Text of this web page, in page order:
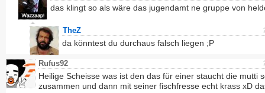
das klingt so als wäre das jugendamt ne gruppe von
TheZ
da könntest du durchaus falsch liegen ;P
Rufus92
Heilige Scheisse was ist den das für einer staucht die mutti
zusammen und dann mit seiner fischfresse echt krass xD